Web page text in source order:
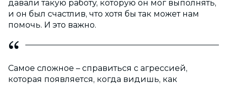
давали такую работу, которую он мог выполнять,
и он был счастлив, что хотя бы так может нам
помочь. И это важно.
Самое сложное – справиться с агрессией,
которая появляется, когда видишь, как